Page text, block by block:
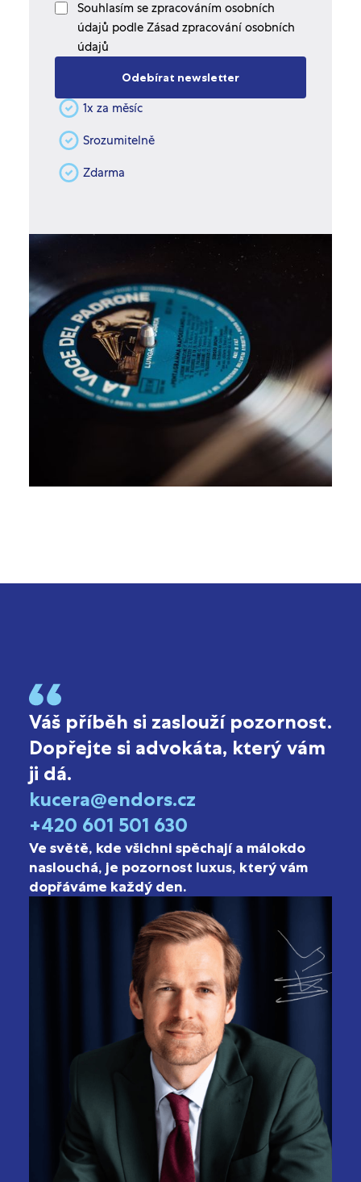
Souhlasím se zpracováním osobních
údajů podle Zásad zpracování osobních
údajů
1x za měsíc
Srozumitelně
Zdarma
Váš příběh si zaslouží pozornost.
Dopřejte si advokáta, který vám
ji dá.
kucera@endors.cz
+420 601 501 630
Ve světě, kde všichni spěchají a málokdo
naslouchá, je pozornost luxus, který vám
dopřáváme každý den.